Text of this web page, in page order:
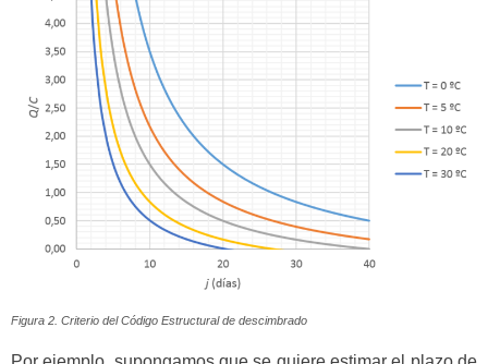
Figura 2. Criterio del Código Estructural de descimbrado